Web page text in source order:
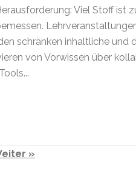
Viel Stoff ist
schränken inhaltliche und
von Vorwissen über
»